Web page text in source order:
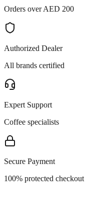
Orders over AED 200
Authorized Dealer
All brands certified
Expert Support
Coffee specialists
Secure Payment
100% protected checkout